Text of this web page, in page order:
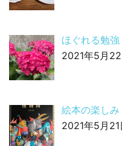
ほぐれる勉強
2021年5月
絵本の楽しみ
2021年5月21